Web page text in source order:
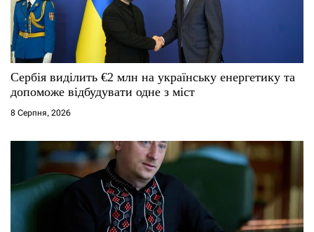
п
и
с
і
в
Сербія виділить €2 млн на українську енергетику та
допоможе відбудувати одне з міст
8 Серпня, 2026